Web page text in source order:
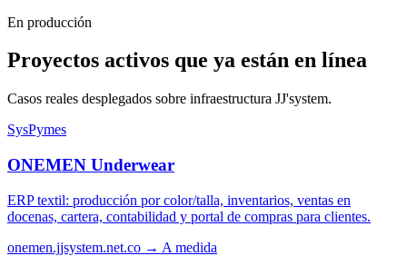
En producción
Proyectos activos que ya están en línea
Casos reales desplegados sobre infraestructura JJ'system.
SysPymes
ONEMEN Underwear
ERP textil: producción por color/talla, inventarios, ventas en
docenas, cartera, contabilidad y portal de compras para clientes.
onemen.jjsystem.net.co → A medida